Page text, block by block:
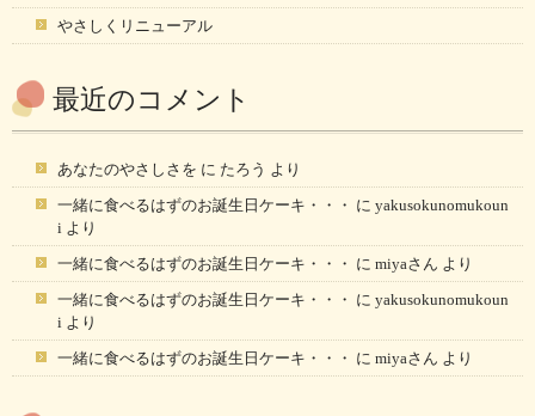
やさしくリニューアル
最近のコメント
あなたのやさしさを に たろう より
一緒に食べるはずのお誕生日ケーキ・・・ に yakusokunomukoun
i より
一緒に食べるはずのお誕生日ケーキ・・・ に miyaさん より
一緒に食べるはずのお誕生日ケーキ・・・ に yakusokunomukoun
i より
一緒に食べるはずのお誕生日ケーキ・・・ に miyaさん より